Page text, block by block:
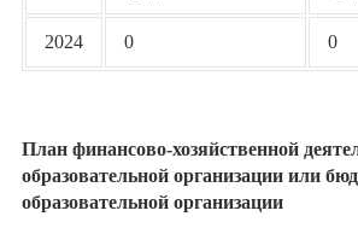
2024 0 0
План финансово-хозяйственной
образовательной организации или
образовательной организации